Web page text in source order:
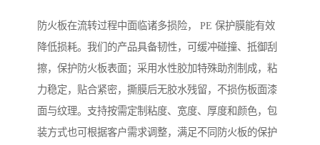
防火板在流转过程中面临诸多损险， PE 保护膜能有效
降低损耗。我们的产品具备韧性，可缓冲碰撞、抵御刮
擦，保护防火板表面；采用水性胶加特殊助剂制成，粘
力稳定，贴合紧密，撕膜后无胶水残留，不损伤板面漆
面与纹理。支持按需定制粘度、宽度、厚度和颜色，包
装方式也可根据客户需求调整，满足不同防火板的保护